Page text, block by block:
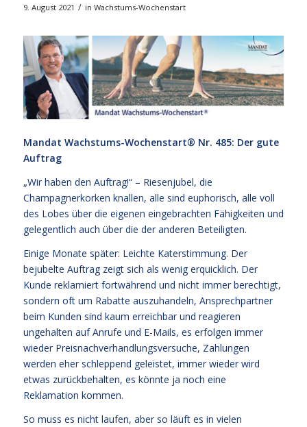
9. August 2021 / in Wachstums-Wochenstart
Mandat Wachstums-Wochenstart® Nr. 485: Der gute
Auftrag
„Wir haben den Auftrag!“ – Riesenjubel, die
Champagnerkorken knallen, alle sind euphorisch, alle voll
des Lobes über die eigenen eingebrachten Fähigkeiten und
gelegentlich auch über die der anderen Beteiligten.
Einige Monate später: Leichte Katerstimmung. Der
bejubelte Auftrag zeigt sich als wenig erquicklich. Der
Kunde reklamiert fortwährend und nicht immer berechtigt,
sondern oft um Rabatte auszuhandeln, Ansprechpartner
beim Kunden sind kaum erreichbar und reagieren
ungehalten auf Anrufe und E-Mails, es erfolgen immer
wieder Preisnachverhandlungsversuche, Zahlungen
werden eher schleppend geleistet, immer wieder wird
etwas zurückbehalten, es könnte ja noch eine
Reklamation kommen.
So muss es nicht laufen, aber so läuft es in vielen